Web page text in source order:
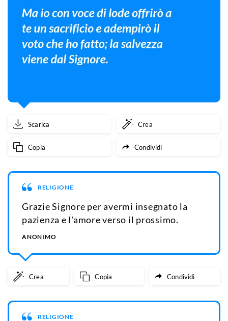
Scarica Crea
Copia Condividi
RELIGIONE
Grazie Signore per avermi insegnato la
pazienza e l'amore verso il prossimo.
ANONIMO
Crea Copia Condividi
RELIGIONE